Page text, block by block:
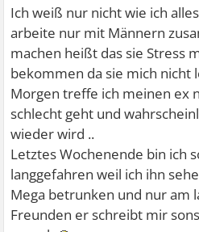
Ich weiß nur nicht wie ich
arbeite nur mit Männern
machen heißt das sie Stress
bekommen da sie mich nicht
Morgen treffe ich meinen ex
schlecht geht und
wieder wird ..
Letztes Wochenende bin ich
langgefahren weil ich ihn
Mega betrunken und nur am
Freunden er schreibt mir